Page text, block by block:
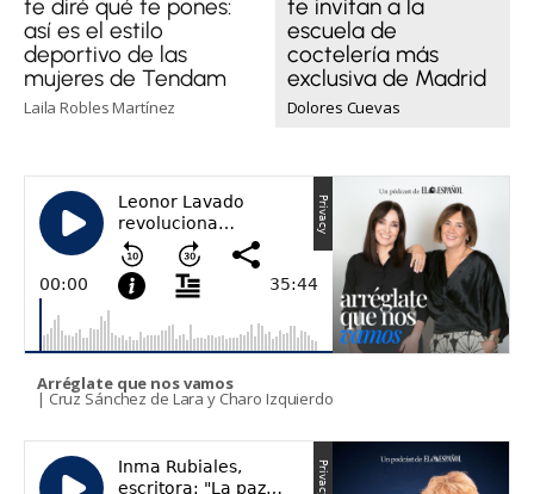
te diré qué te pones:
así es el estilo
deportivo de las
mujeres de Tendam
Laila Robles Martínez
te invitan a la
escuela de
coctelería más
exclusiva de Madrid
Dolores Cuevas
Arréglate que nos vamos
| Cruz Sánchez de Lara y Charo Izquierdo